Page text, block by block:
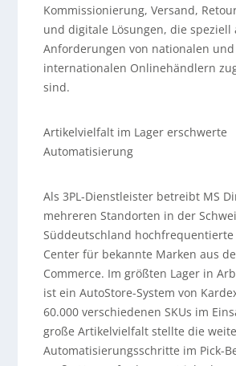
Kommissionierung, Versand,
und digitale Lösungen, die speziell
Anforderungen von nationalen und
internationalen Onlinehändlern
sind.
Artikelvielfalt im Lager erschwerte
Automatisierung
Als 3PL-Dienstleister betreibt MS
mehreren Standorten in der
Süddeutschland
Center für bekannte Marken aus
Commerce. Im größten Lager in
ist ein AutoStore-System von
60.000 verschiedenen SKUs im
große Artikelvielfalt stellte die
Automatisierungsschritte im Pick-